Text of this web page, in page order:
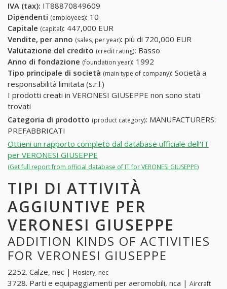
IVA (tax): IT88870849609
Dipendenti (employees): 10
Capitale (capital): 447,000 EUR
Vendite, per anno (sales, per year): più di 720,000 EUR
Valutazione del credito (credit rating): Basso
Anno di fondazione (foundation year): 1992
Tipo principale di società (main type of company): Società a
responsabilità limitata (s.r.l.)
I prodotti creati in VERONESI GIUSEPPE non sono stati
trovati
Categoria di prodotto (product category): MANUFACTURERS:
PREFABBRICATI
Ottieni un rapporto completo dal database ufficiale dell'IT
per VERONESI GIUSEPPE
(Get full report from official database of IT for VERONESI GIUSEPPE)
TIPI DI ATTIVITÀ
AGGIUNTIVE PER
VERONESI GIUSEPPE
ADDITION KINDS OF ACTIVITIES
FOR VERONESI GIUSEPPE
2252. Calze, nec | Hosiery, nec
3728. Parti e equipaggiamenti per aeromobili, nca | Aircraft